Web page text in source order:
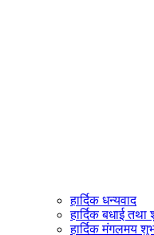
हार्दिक धन्यवाद
हार्दिक बधाई
हार्दिक मंगलमय